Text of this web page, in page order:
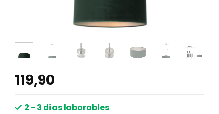
119,90
2 - 3 días laborables